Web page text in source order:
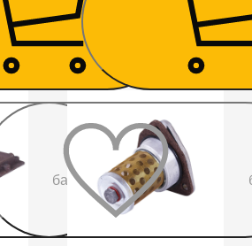
164₴
бажаного